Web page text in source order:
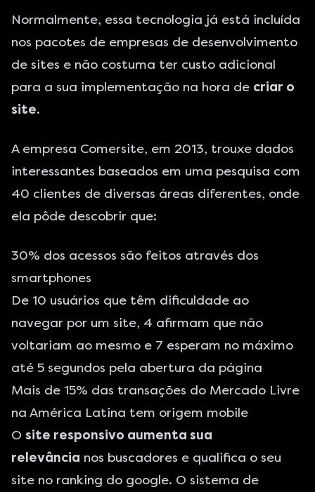
Normalmente, essa tecnologia já está incluída
nos pacotes de empresas de desenvolvimento
de sites e não costuma ter custo adicional
para a sua implementação na hora de criar o
site.
A empresa Comersite, em 2013, trouxe dados
interessantes baseados em uma pesquisa com
40 clientes de diversas áreas diferentes, onde
ela pôde descobrir que:
30% dos acessos são feitos através dos
smartphones
De 10 usuários que têm dificuldade ao
navegar por um site, 4 afirmam que não
voltariam ao mesmo e 7 esperam no máximo
até 5 segundos pela abertura da página
Mais de 15% das transações do Mercado Livre
na América Latina tem origem mobile
O site responsivo aumenta sua
relevância nos buscadores e qualifica o seu
site no ranking do google. O sistema de